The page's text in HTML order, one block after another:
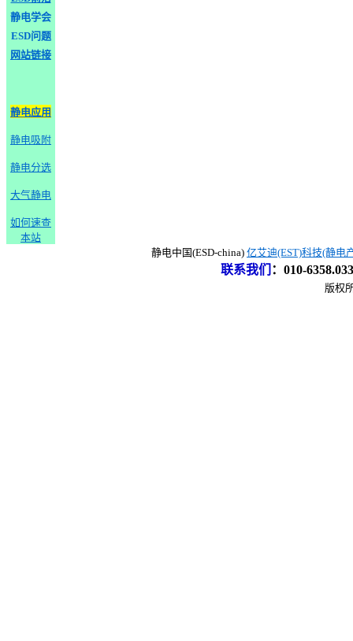
静电学会
ESD问题
网站链接
静电应用
静电吸附
静电分选
大气静电
如何速查
本站
静电中国(ESD-china) 亿艾迪(EST)科技(静电
联系我们 ： 010-
版权